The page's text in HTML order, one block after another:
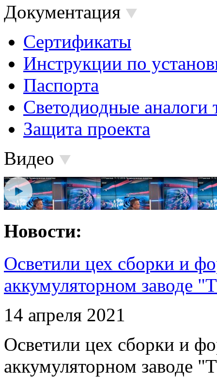
Документация
Сертификаты
Инструкции по
Паспорта
Светодиодные аналоги
Защита проекта
Видео
Новости:
Осветили цех сборки и
аккумуляторном заводе
14 апреля 2021
Осветили цех сборки и
аккумуляторном заводе